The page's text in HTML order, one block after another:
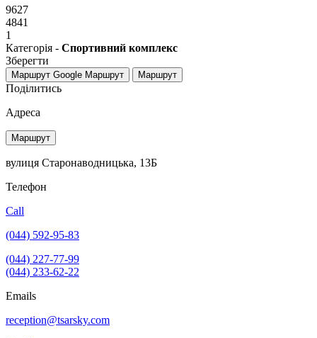
9627
4841
1
Категорія - Спортивний комплекс
Зберегти
Маршрут Google Маршрут Маршрут
Поділитись
Адреса
Маршрут
вулиця Старонаводницька, 13Б
Телефон
Call
(044) 592-95-83
(044) 227-77-99
(044) 233-62-22
Emails
reception@tsarsky.com